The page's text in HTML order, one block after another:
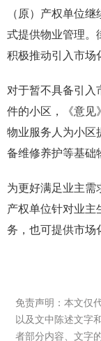
（原）产权单位
式提供物业管理。
积极推动引入市场
对于暂不具备引入
件的小区，《意见
物业服务人为小区
备维修养护等基础
为更好满足业主需
产权单位针对业主
务，也可提供市场
免责声明：本文仅
以及文中陈述文字
者部分内容、文字